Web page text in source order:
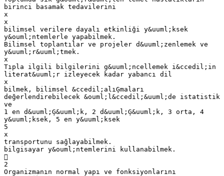
birinci basamak tedavilerini
x
x
bilimsel verilere dayalı etkinliği y&uuml;ksek
y&ouml;ntemlerle yapabilmek.
Bilimsel toplantılar ve projeler d&uuml;zenlemek ve
y&uuml;r&uuml;tmek.
x
Tıpla ilgili bilgilerini g&uuml;ncellemek i&ccedil;in
literat&uuml;r izleyecek kadar yabancı dil
x
bilmek, bilimsel &ccedil;alıĢmaları
değerlendirebilecek &ouml;l&ccedil;&uuml;de istatistik
ve
1 en d&uuml;Ģ&uuml;k, 2 d&uuml;Ģ&uuml;k, 3 orta, 4
y&uuml;ksek, 5 en y&uuml;ksek
5
x
transportunu sağlayabilmek.
bilgisayar y&ouml;ntemlerini kullanabilmek.

2
Organizmanın normal yapı ve fonksiyonlarını